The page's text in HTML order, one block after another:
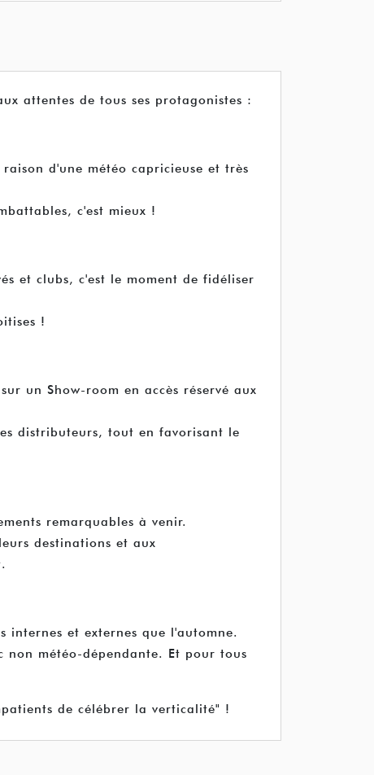
attentes de tous ses protagonistes :
d'une météo capricieuse et très
c'est mieux !
et clubs, c'est le moment de fidéliser
!
un Show-room en accès réservé aux
distributeurs, tout en favorisant le
remarquables à venir.
destinations et aux
internes et externes que l'automne.
météo-dépendante. Et pour tous
de célébrer la verticalité" !